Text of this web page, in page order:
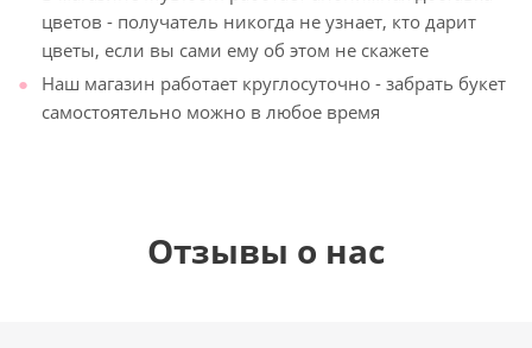
цветов - получатель никогда не узнает, кто дарит
цветы, если вы сами ему об этом не скажете
Наш магазин работает круглосуточно - забрать букет
самостоятельно можно в любое время
Отзывы о нас